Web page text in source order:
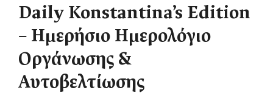
Daily Konstantina’s Edition
– Ημερήσιο Ημερολόγιο
Οργάνωσης &
Αυτοβελτίωσης